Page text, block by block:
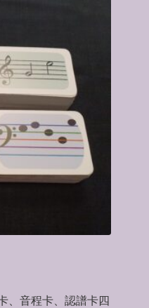
、音程卡、認譜卡四